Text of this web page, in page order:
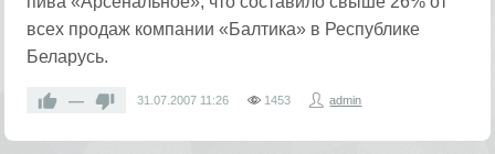
всех продаж компании «Балтика» в Республике
Беларусь.
— 31.07.2007 11:26 1453 admin